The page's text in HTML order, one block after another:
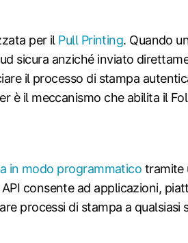
per il Pull Printing. Quando
sicura anziché inviato
il processo di stampa
è il meccanismo che abilita il
in modo programmatico tramite
consente ad applicazioni,
processi di stampa a